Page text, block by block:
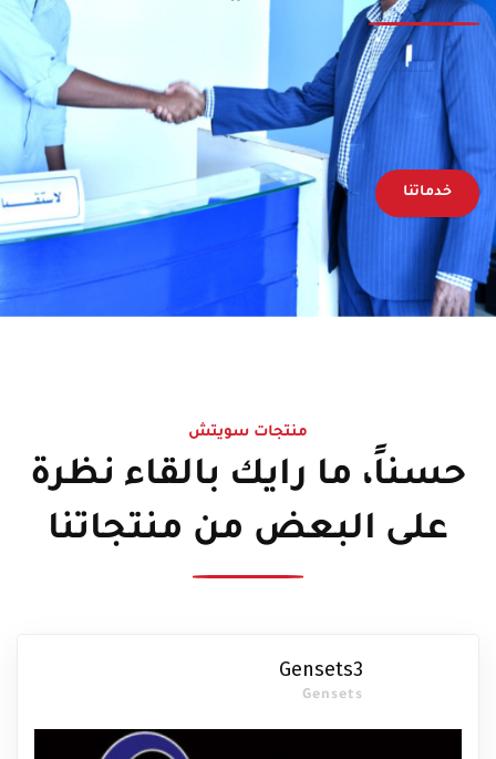
خدماتنا
منتجات سويتش
حسناً، ما رايك بالقاء نظرة
على البعض من منتجاتنا
Gensets3
Gensets